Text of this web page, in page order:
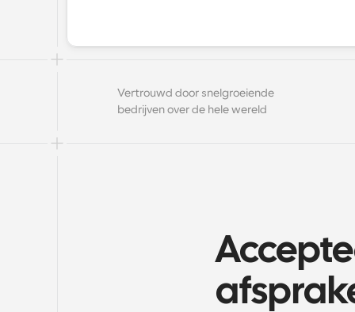
Vertrouwd door snelgroeiende
bedrijven over de hele wereld